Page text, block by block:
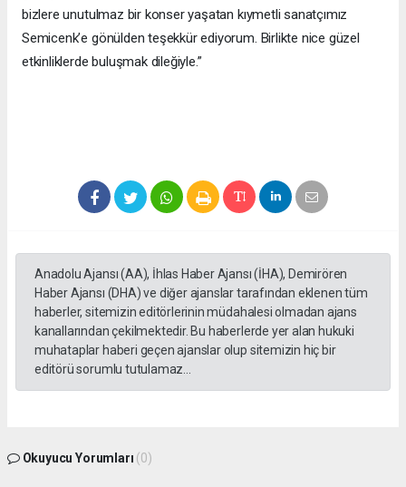
bizlere unutulmaz bir konser yaşatan kıymetli sanatçımız
Semicenk’e gönülden teşekkür ediyorum. Birlikte nice güzel
etkinliklerde buluşmak dileğiyle.”
Anadolu Ajansı (AA), İhlas Haber Ajansı (İHA), Demirören
Haber Ajansı (DHA) ve diğer ajanslar tarafından eklenen tüm
haberler, sitemizin editörlerinin müdahalesi olmadan ajans
kanallarından çekilmektedir. Bu haberlerde yer alan hukuki
muhataplar haberi geçen ajanslar olup sitemizin hiç bir
editörü sorumlu tutulamaz...
Okuyucu Yorumları (0)